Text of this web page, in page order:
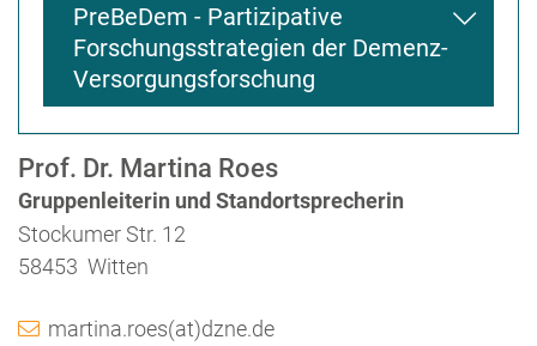
Prof. Dr. Martina Roes
Gruppenleiterin und Standortsprecherin
Stockumer Str. 12
58453 Witten
martina.roes(at)dzne.de
PreBeDem - Partizipative
Forschungsstrategien der Demenz-
Versorgungsforschung